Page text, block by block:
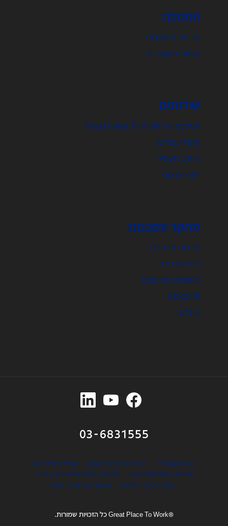
הסמכה
חברות מוסמכות
הגשת מועמדות
שירותים
הסמכה של Great Place To Work
סקרי עובדים
מיתוג מעסיק
ייעוץ ארגוני
מחקר ותובנות
תרבות ארגונית
גיוס עובדים
מאמרים ועדכונים
פודקאסט
ניוזלטר
03-6831555
תנאים והגבלות הודעת פרטיות ואבטחה
הנחיות למשתמש
מדיניות בנושא זהות מותג
מדיניות בנושא שימוש בקניין רוחני
תנאי הסמכה ורשימות
הסכם מוצרים ושירותים
®Great Place To Work כל הזכויות שמורות.